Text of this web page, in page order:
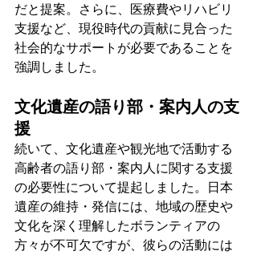
だと提案。さらに、医療費やリハビリ
支援など、現役時代の貢献に見合った
社会的なサポートが必要であることを
強調しました。
文化遺産の語り部・案内人の支
援
続いて、文化遺産や観光地で活動する
高齢者の語り部・案内人に関する支援
の必要性について提起しました。日本
遺産の維持・発信には、地域の歴史や
文化を深く理解したボランティアの
方々が不可欠ですが、彼らの活動には